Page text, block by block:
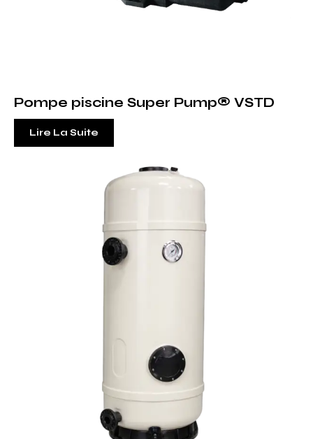
Pompe piscine Super Pump® VSTD
Lire La Suite